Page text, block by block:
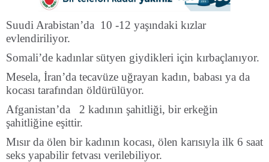
Suudi Arabistan’da 10 -12 yaşındaki kızlar
evlendiriliyor.
Somali’de kadınlar sütyen giydikleri için kırbaçlanıyor.
Mesela, İran’da tecavüze uğrayan kadın, babası ya da
kocası tarafından öldürülüyor.
Afganistan’da 2 kadının şahitliği, bir erkeğin
şahitliğine eşittir.
Mısır da ölen bir kadının kocası, ölen karısıyla ilk 6 saat
seks yapabilir fetvası verilebiliyor.